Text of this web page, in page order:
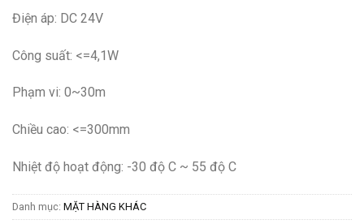
Điện áp: DC 24V
Công suất: <=4,1W
Phạm vi: 0~30m
Chiều cao: <=300mm
Nhiệt độ hoạt động: -30 độ C ~ 55 độ C
Danh mục: MẶT HÀNG KHÁC